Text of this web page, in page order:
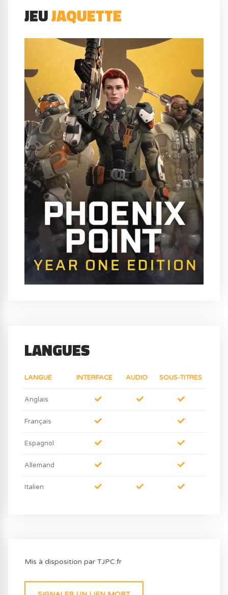
JEUJAQUETTE
LANGUES
LANGUE INTERFACE AUDIO SOUS-TITRES
Anglais
Français
Espagnol
Allemand
Italien
Mis à disposition par TJPC.fr